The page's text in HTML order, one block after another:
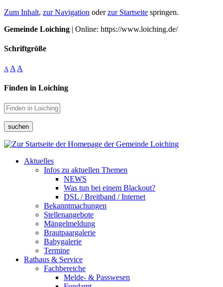
Zum Inhalt, zur Navigation oderzur Startseite springen.
Gemeinde Loiching | Online: https://www.loiching.de/
Schriftgröße
A A A
Finden in Loiching
suchen
Aktuelles
Infos zu aktuellen Themen
NEWS
Was tun bei einem Blackout?
DSL / Breitband / Internet
Bekanntmachungen
Stellenangebote
Mängelmeldung
Brautpaargalerie
Babygalerie
Termine
Rathaus & Service
Fachbereiche
Melde- & Passwesen